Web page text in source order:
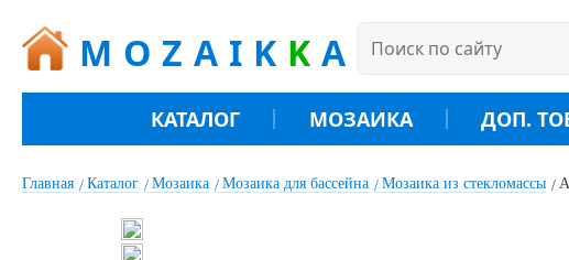
MOZAIK K A
КАТАЛОГ МОЗАИКА ДОП.
Главная Каталог Мозаика Мозаика для бассейна Мозаика из стекломассы